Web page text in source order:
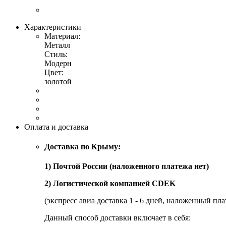
Характеристики
Материал:
Металл
Стиль:
Модерн
Цвет:
золотой
Оплата и доставка
Доставка по Крыму:
1) Почтой России (наложенного платежа нет)
2) Логистической компанией CDEK
(экспресс авиа доставка 1 - 6 дней, наложенный
Данный способ доставки включает в себя: